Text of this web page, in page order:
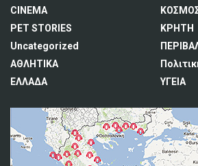
CINEMA
PET STORIES
Uncategorized
ΑΘΛΗΤΙΚΑ
ΕΛΛΑΔΑ
ΚΡΗΤΗ
ΥΓΕΙΑ